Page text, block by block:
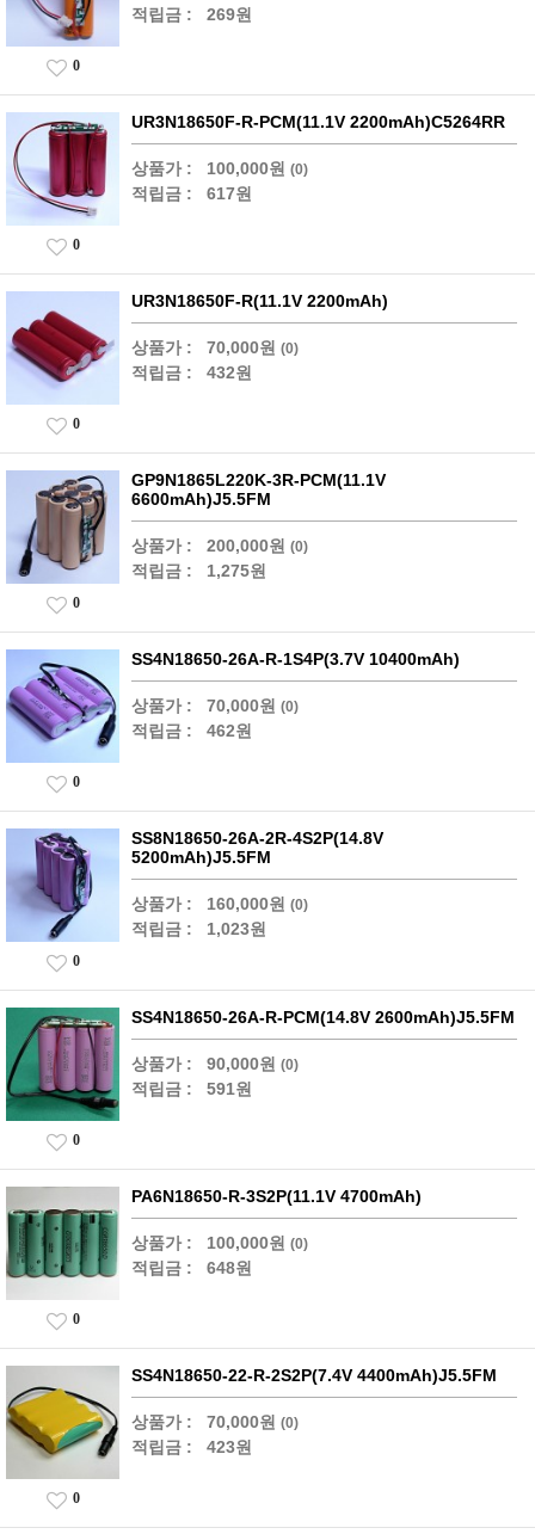
적립금 : 269원
0
UR3N18650F-R-PCM(11.1V 2200mAh)C5264RR
상품가 : 100,000원 (0)
적립금 : 617원
0
UR3N18650F-R(11.1V 2200mAh)
상품가 : 70,000원 (0)
적립금 : 432원
0
GP9N1865L220K-3R-PCM(11.1V
6600mAh)J5.5FM
상품가 : 200,000원 (0)
적립금 : 1,275원
0
SS4N18650-26A-R-1S4P(3.7V 10400mAh)
상품가 : 70,000원 (0)
적립금 : 462원
0
SS8N18650-26A-2R-4S2P(14.8V
5200mAh)J5.5FM
상품가 : 160,000원 (0)
적립금 : 1,023원
0
SS4N18650-26A-R-PCM(14.8V 2600mAh)J5.5FM
상품가 : 90,000원 (0)
적립금 : 591원
0
PA6N18650-R-3S2P(11.1V 4700mAh)
상품가 : 100,000원 (0)
적립금 : 648원
0
SS4N18650-22-R-2S2P(7.4V 4400mAh)J5.5FM
상품가 : 70,000원 (0)
적립금 : 423원
0